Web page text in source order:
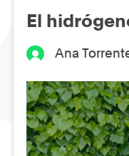
El
Ana